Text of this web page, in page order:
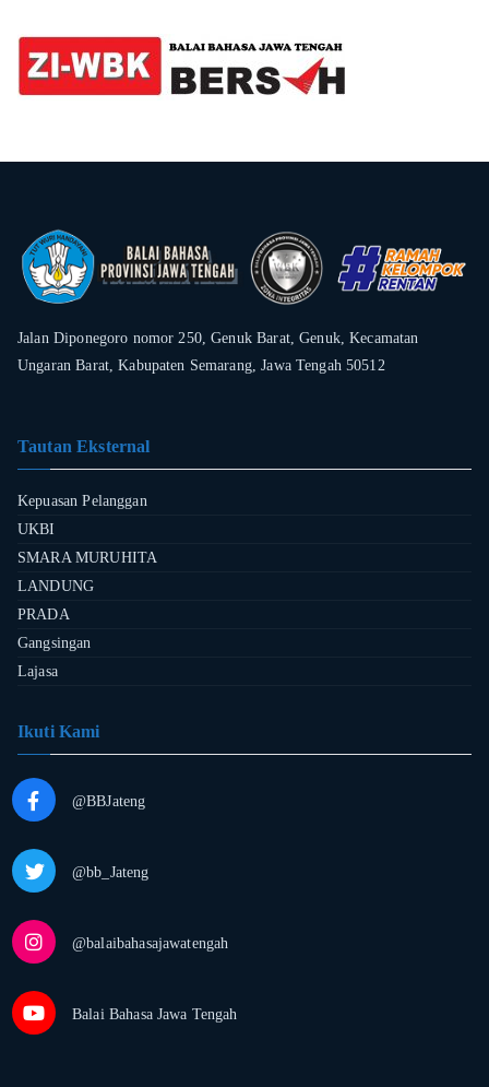
Jalan Diponegoro nomor 250, Genuk Barat, Genuk, Kecamatan
Ungaran Barat, Kabupaten Semarang, Jawa Tengah 50512
Tautan Eksternal
Kepuasan Pelanggan
UKBI
SMARA MURUHITA
LANDUNG
PRADA
Gangsingan
Lajasa
Ikuti Kami
@BBJateng
@bb_Jateng
@balaibahasajawatengah
Balai Bahasa Jawa Tengah